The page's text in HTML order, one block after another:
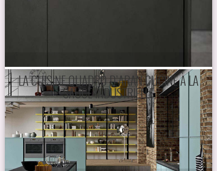
LA CUISINE QUADRO D’ARAN CUCINE À LA
SAUCE INDUSTRIELLE